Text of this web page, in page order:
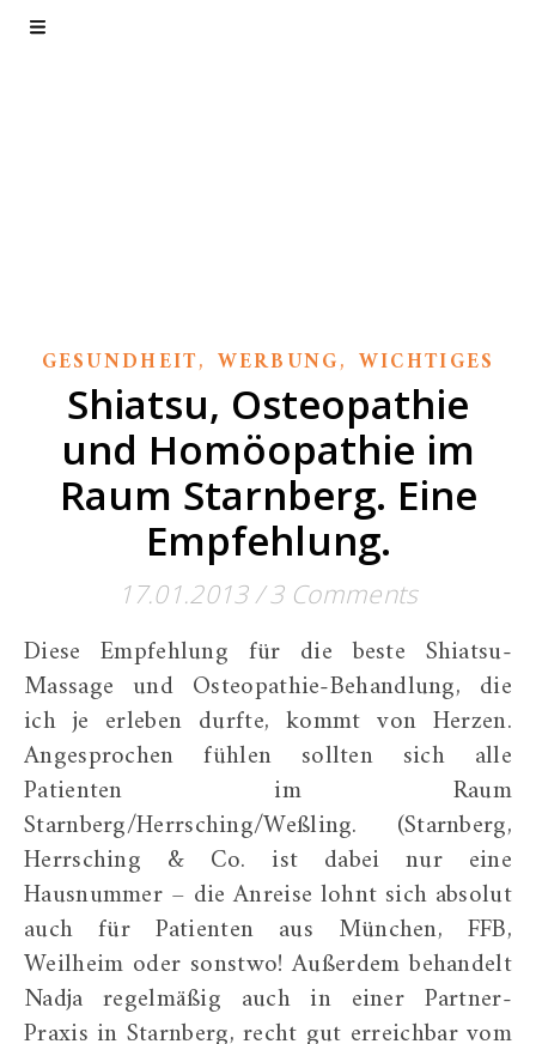
GESUNDHEIT, WERBUNG, WICHTIGES
Shiatsu, Osteopathie
und Homöopathie im
Raum Starnberg. Eine
Empfehlung.
17.01.2013/ 3 Comments
Diese Empfehlung für die beste Shiatsu-
Massage und Osteopathie-Behandlung, die
ich je erleben durfte, kommt von Herzen.
Angesprochen fühlen sollten sich alle
Patienten im Raum
Starnberg/Herrsching/Weßling. (Starnberg,
Herrsching & Co. ist dabei nur eine
Hausnummer – die Anreise lohnt sich absolut
auch für Patienten aus München, FFB,
Weilheim oder sonstwo! Außerdem behandelt
Nadja regelmäßig auch in einer Partner-
Praxis in Starnberg, recht gut erreichbar vom